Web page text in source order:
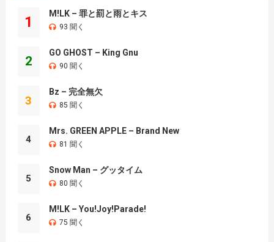
1
M!LK – 罪と罰と雨とキス
93 聞く
2
GO GHOST – King Gnu
90 聞く
3
Bz – 完全無欠
85 聞く
4
Mrs. GREEN APPLE – Brand New
81 聞く
5
Snow Man – グッタイム
80 聞く
6
M!LK – You!Joy!Parade!
75 聞く